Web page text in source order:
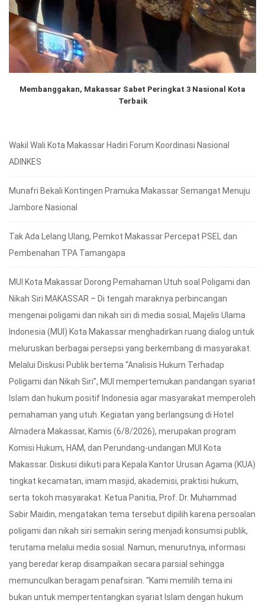
Membanggakan, Makassar Sabet Peringkat 3 Nasional Kota
Terbaik
Wakil Wali Kota Makassar Hadiri Forum Koordinasi Nasional
ADINKES
Munafri Bekali Kontingen Pramuka Makassar Semangat Menuju
Jambore Nasional
Tak Ada Lelang Ulang, Pemkot Makassar Percepat PSEL dan
Pembenahan TPA Tamangapa
MUI Kota Makassar Dorong Pemahaman Utuh soal Poligami dan
Nikah Siri MAKASSAR – Di tengah maraknya perbincangan
mengenai poligami dan nikah siri di media sosial, Majelis Ulama
Indonesia (MUI) Kota Makassar menghadirkan ruang dialog untuk
meluruskan berbagai persepsi yang berkembang di masyarakat.
Melalui Diskusi Publik bertema “Analisis Hukum Terhadap
Poligami dan Nikah Siri”, MUI mempertemukan pandangan syariat
Islam dan hukum positif Indonesia agar masyarakat memperoleh
pemahaman yang utuh. Kegiatan yang berlangsung di Hotel
Almadera Makassar, Kamis (6/8/2026), merupakan program
Komisi Hukum, HAM, dan Perundang-undangan MUI Kota
Makassar. Diskusi diikuti para Kepala Kantor Urusan Agama (KUA)
tingkat kecamatan, imam masjid, akademisi, praktisi hukum,
serta tokoh masyarakat. Ketua Panitia, Prof. Dr. Muhammad
Sabir Maidin, mengatakan tema tersebut dipilih karena persoalan
poligami dan nikah siri semakin sering menjadi konsumsi publik,
terutama melalui media sosial. Namun, menurutnya, informasi
yang beredar kerap disampaikan secara parsial sehingga
memunculkan beragam penafsiran. “Kami memilih tema ini
bukan untuk mempertentangkan syariat Islam dengan hukum